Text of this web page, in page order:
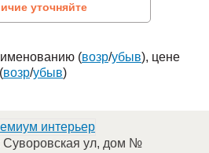
уточняйте
(возр/убыв), цене
(возр/убыв)
Суворовская ул, дом №